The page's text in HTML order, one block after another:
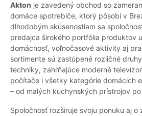
Akton je zavedený obchod so
domáce spotrebiče, ktorý pôsobí v
dlhodobým skúsenostiam sa
predajca širokého portfólia produktov
domácnosť, voľnočasové aktivity aj
sortimente sú zastúpené rozličné
techniky, zahŕňajúce moderné
počítače i všetky kategórie domácich
– od malých kuchynských prístrojov
Spoločnosť rozširuje svoju ponuku aj o